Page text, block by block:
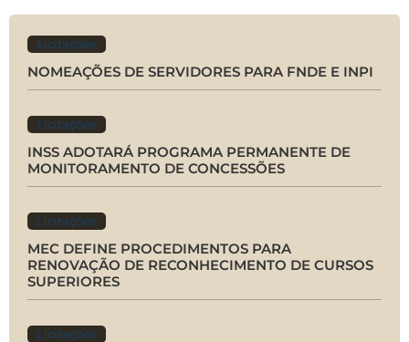
Licitações
NOMEAÇÕES DE SERVIDORES PARA FNDE E INPI
Licitações
INSS ADOTARÁ PROGRAMA PERMANENTE DE
MONITORAMENTO DE CONCESSÕES
Licitações
MEC DEFINE PROCEDIMENTOS PARA
RENOVAÇÃO DE RECONHECIMENTO DE CURSOS
SUPERIORES
Licitações